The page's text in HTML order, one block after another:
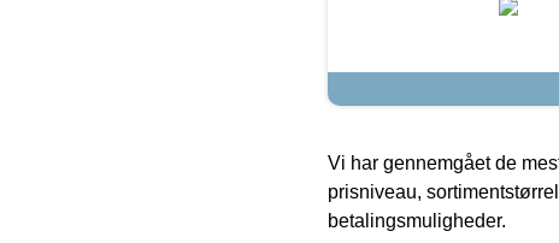
Vi har gennemgået de
prisniveau,
betalingsmuligheder.